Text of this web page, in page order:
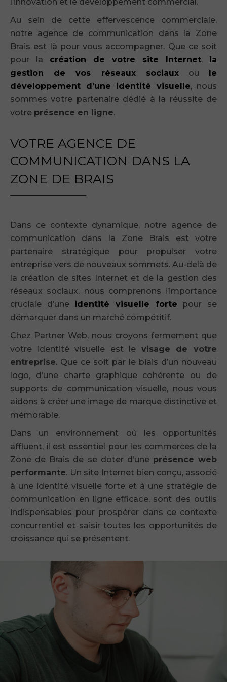
Au sein de cette effervescence commerciale,
notre agence de communication dans la Zone
Brais est là pour vous accompagner. Que ce soit
pour la création de votre site Internet, la
gestion de vos réseaux sociauxou le
développement d’une identité visuelle, nous
sommes votre partenaire dédié à la réussite de
votre présence en ligne.
VOTRE AGENCE DE
COMMUNICATION DANS LA
ZONE DE BRAIS
Dans ce contexte dynamique, notre agence de
communication dans la Zone Brais est votre
partenaire stratégique pour propulser votre
entreprise vers de nouveaux sommets. Au-delà de
la création de sites Internet et de la gestion des
réseaux sociaux, nous comprenons l’importance
cruciale d’une identité visuelle forte pour se
démarquer dans un marché compétitif.
Chez Partner Web, nous croyons fermement que
votre identité visuelle est le visage de votre
entreprise. Que ce soit par le biais d’un nouveau
logo, d’une charte graphique cohérente ou de
supports de communication visuelle, nous vous
aidons à créer une image de marque distinctive et
mémorable.
Dans un environnement où les opportunités
affluent, il est essentiel pour les commerces de la
Zone de Brais de se doter d’une présence web
performante. Un site Internet bien conçu, associé
à une identité visuelle forte et à une stratégie de
communication en ligne efficace, sont des outils
indispensables pour prospérer dans ce contexte
concurrentiel et saisir toutes les opportunités de
croissance qui se présentent.